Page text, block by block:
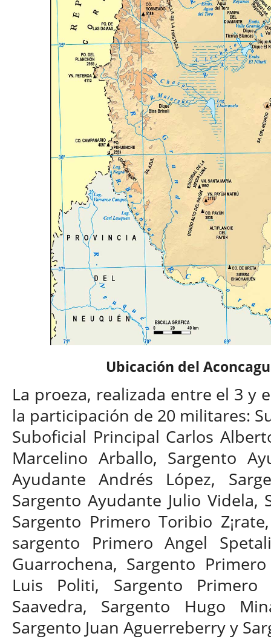
Ubicación del
La proeza, realizada entre el 3 y
la participación de 20 militares:
Suboficial Principal Carlos
Marcelino Arballo, Sargento
Ayudante Andrés López,
Sargento Ayudante Julio Videla,
Sargento Primero Toribio
sargento Primero Angel
Guarrochena, Sargento
Luis Politi, Sargento
Saavedra, Sargento Hugo
Sargento Juan Aguerreberry y